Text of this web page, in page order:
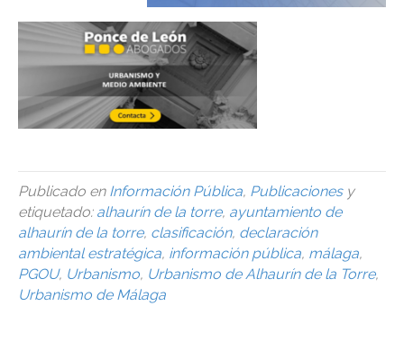
Publicado en Información Pública, Publicacionesy
etiquetado: alhaurín de la torre, ayuntamiento de
alhaurín de la torre, clasificación, declaración
ambiental estratégica, información pública, málaga,
PGOU, Urbanismo, Urbanismo de Alhaurín de la Torre,
Urbanismo de Málaga